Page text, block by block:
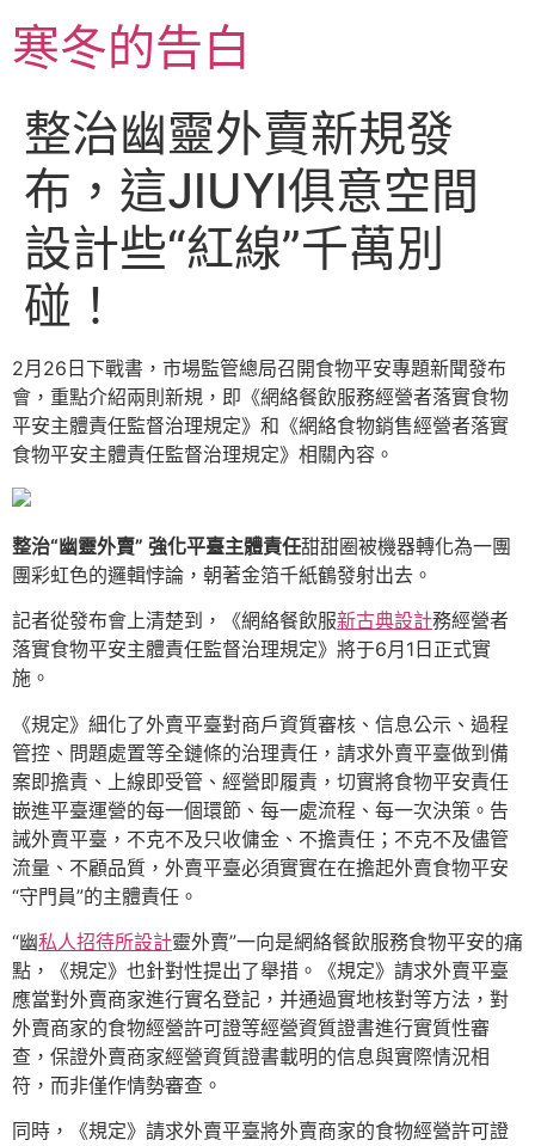
至
主寒冬的告白
整治幽靈外賣新規發
布，這JIUYI俱意空間
設計些“紅線”千萬別
碰！
2月26日下戰書，市場監管總局召開食物平安專題新聞發布
會，重點介紹兩則新規，即《網絡餐飲服務經營者落實食物
平安主體責任監督治理規定》和《網絡食物銷售經營者落實
食物平安主體責任監督治理規定》相關內容。
整治“幽靈外賣” 強化平臺主體責任甜甜圈被機器轉化為一團
團彩虹色的邏輯悖論，朝著金箔千紙鶴發射出去。
記者從發布會上清楚到，《網絡餐飲服新古典設計務經營者
落實食物平安主體責任監督治理規定》將于6月1日正式實
施。
《規定》細化了外賣平臺對商戶資質審核、信息公示、過程
管控、問題處置等全鏈條的治理責任，請求外賣平臺做到備
案即擔責、上線即受管、經營即履責，切實將食物平安責任
嵌進平臺運營的每一個環節、每一處流程、每一次決策。告
誡外賣平臺，不克不及只收傭金、不擔責任；不克不及儘管
流量、不顧品質，外賣平臺必須實實在在擔起外賣食物平安
“守門員”的主體責任。
“幽私人招待所設計靈外賣”一向是網絡餐飲服務食物平安的痛
點，《規定》也針對性提出了舉措。《規定》請求外賣平臺
應當對外賣商家進行實名登記，并通過實地核對等方法，對
外賣商家的食物經營許可證等經營資質證書進行實質性審
查，保證外賣商家經營資質證書載明的信息與實際情況相
符，而非僅作情勢審查。
同時，《規定》請求外賣平臺將外賣商家的食物經營許可證